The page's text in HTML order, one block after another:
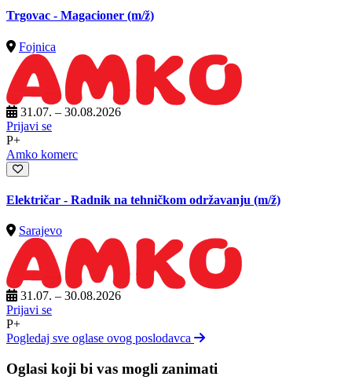
Trgovac - Magacioner (m/ž)
Fojnica
31.07. – 30.08.2026
Prijavi se
P+
Amko komerc
Električar - Radnik na tehničkom održavanju (m/ž)
Sarajevo
31.07. – 30.08.2026
Prijavi se
P+
Pogledaj sve oglase ovog poslodavca
Oglasi koji bi vas mogli zanimati